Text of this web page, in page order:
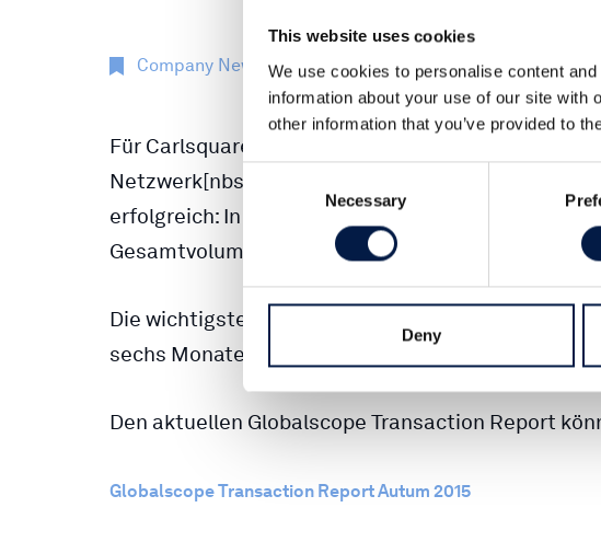
This website uses cookies
We use cookies to personalise content
information about your use of our site with
other information that you’ve provided to
Consent
Necessary
Deny
Company News 2 Nov 2015
Für Carlsquare und das internationale M[&]A-
Netzwerk[nbsp]
erfolgreich: In den letzten sechs Monaten konnten
Gesamtvolumen von € 1,79 Mrd. abgeschlossen
Die wichtigsten Trends bei Transaktionen und
sechs Monate analysiert unser neuer Globalscope
Den aktuellen Globalscope Transaction Report
Globalscope Transaction Report Autum 2015